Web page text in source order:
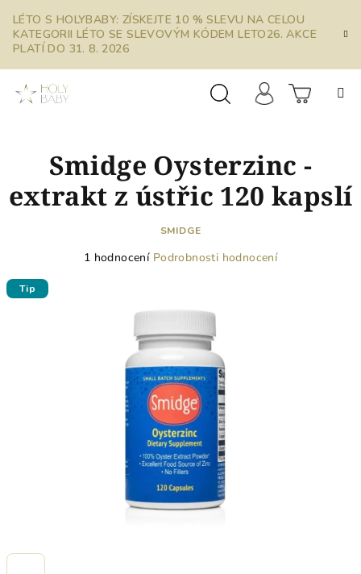
obsah
LÉTO S HOLYBABY: ZÍSKEJTE 10 % SLEVU NA CELOU
KATEGORII LÉTO SE SLEVOVÝM KÓDEM LETO26. AKCE
PLATÍ DO 31. 8. 2026
košík
Smidge Oysterzinc -
extrakt z ústřic 120 kapslí
SMIDGE
Průměrné
hvězdiček.
1 hodnocení Podrobnosti hodnocení
Tip